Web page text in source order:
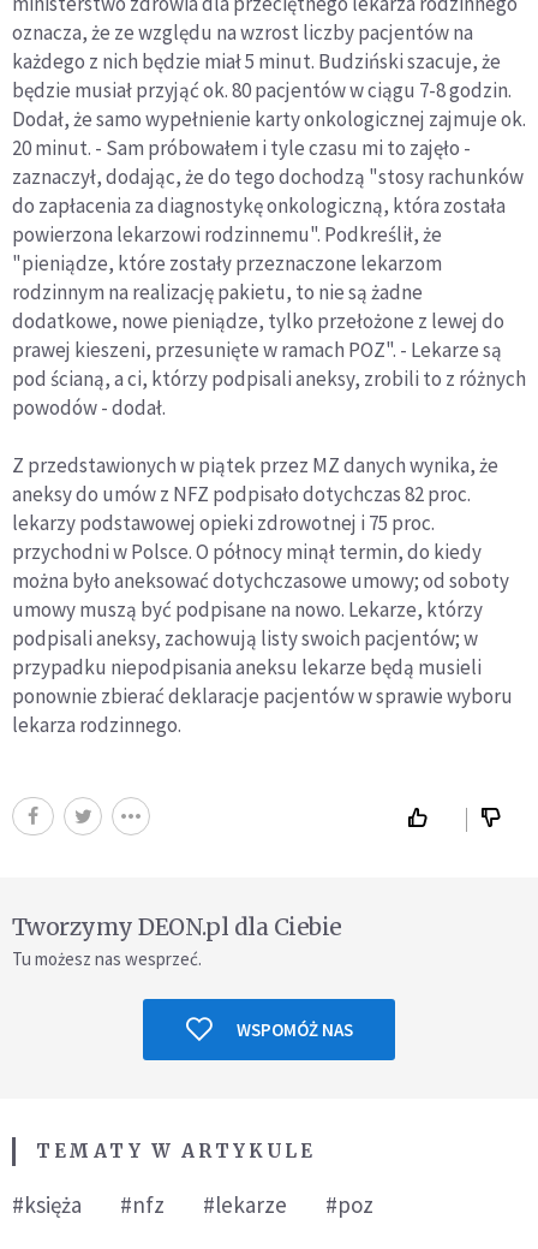
oznacza, że ze względu na wzrost liczby pacjentów na
każdego z nich będzie miał 5 minut. Budziński szacuje, że
będzie musiał przyjąć ok. 80 pacjentów w ciągu 7-8 godzin.
Dodał, że samo wypełnienie karty onkologicznej zajmuje ok.
20 minut. - Sam próbowałem i tyle czasu mi to zajęło -
zaznaczył, dodając, że do tego dochodzą "stosy rachunków
do zapłacenia za diagnostykę onkologiczną, która została
powierzona lekarzowi rodzinnemu". Podkreślił, że
"pieniądze, które zostały przeznaczone lekarzom
rodzinnym na realizację pakietu, to nie są żadne
dodatkowe, nowe pieniądze, tylko przełożone z lewej do
prawej kieszeni, przesunięte w ramach POZ". - Lekarze są
pod ścianą, a ci, którzy podpisali aneksy, zrobili to z różnych
powodów - dodał.
Z przedstawionych w piątek przez MZ danych wynika, że
aneksy do umów z NFZ podpisało dotychczas 82 proc.
lekarzy podstawowej opieki zdrowotnej i 75 proc.
przychodni w Polsce. O północy minął termin, do kiedy
można było aneksować dotychczasowe umowy; od soboty
umowy muszą być podpisane na nowo. Lekarze, którzy
podpisali aneksy, zachowują listy swoich pacjentów; w
przypadku niepodpisania aneksu lekarze będą musieli
ponownie zbierać deklaracje pacjentów w sprawie wyboru
lekarza rodzinnego.
Tworzymy DEON.pl dla Ciebie
Tu możesz nas wesprzeć.
WSPOMÓŻ NAS
TEMATY W ARTYKULE
#księża #nfz #lekarze #poz